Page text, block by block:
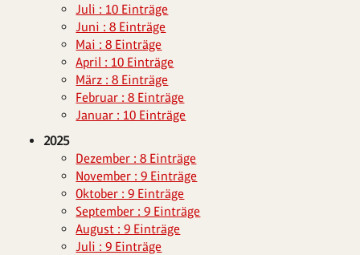
Juli : 10 Einträge
Juni : 8 Einträge
Mai : 8 Einträge
April : 10 Einträge
März : 8 Einträge
Februar : 8 Einträge
Januar : 10 Einträge
2025
Dezember : 8 Einträge
November : 9 Einträge
Oktober : 9 Einträge
September : 9 Einträge
August : 9 Einträge
Juli : 9 Einträge